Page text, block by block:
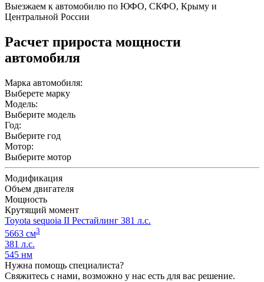
Выезжаем к автомобилю по ЮФО, СКФО, Крыму и
Центральной России
Расчет прироста мощности
автомобиля
Марка автомобиля:
Выберете марку
Модель:
Выберите модель
Год:
Выберите год
Мотор:
Выберите мотор
Модификация
Объем двигателя
Мощность
Крутящий момент
Toyota sequoia II Рестайлинг 381 л.с.
5663 см3
381 л.с.
545 нм
Нужна помощь специалиста?
Свяжитесь с нами, возможно у нас есть для вас решение.